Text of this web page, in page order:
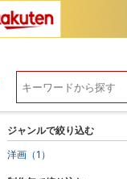
ジャンルで絞り込む
洋画（1）